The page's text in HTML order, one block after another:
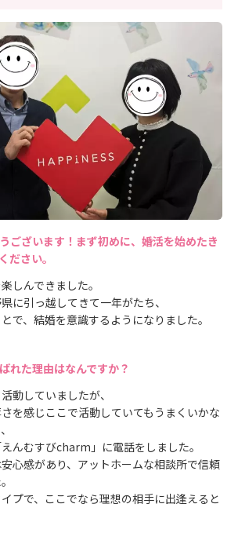
ございます！まず初めに、婚活を始めたき
ださい。
しんできました。
に引っ越してきて一年がたち、
で、結婚を意識するようになりました。
れた理由はなんですか？
動していましたが、
を感じここで活動していてもうまくいかな
んむすびcharm」に電話をしました。
心感があり、アットホームな相談所で信頼
プで、ここでなら理想の相手に出逢えると